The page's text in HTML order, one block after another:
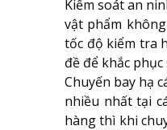
Kiểm soát an
vật phẩm
tốc độ kiểm tra
đề để khắc
Chuyến bay hạ
nhiều nhất tại
hàng thì khi